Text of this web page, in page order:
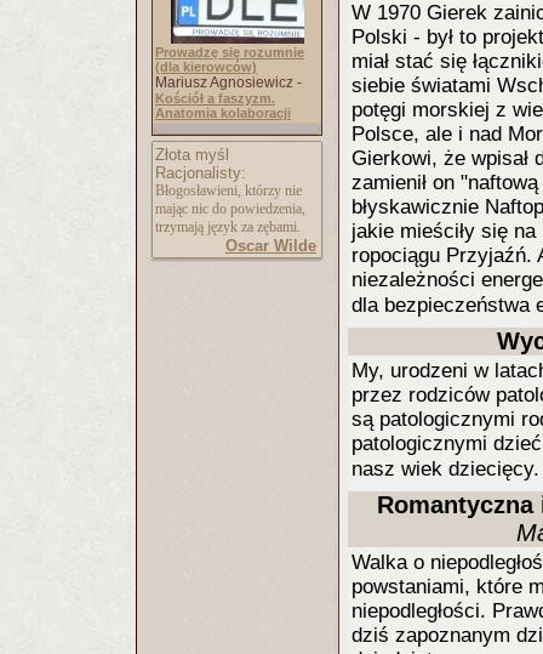
Prowadzę się rozumnie
(dla kierowców)
Mariusz Agnosiewicz -
Kościół a faszyzm.
Anatomia kolaboracji
Złota myśl
Racjonalisty:
Błogosławieni, którzy nie
mając nic do powiedzenia,
trzymają język za zębami.
Oscar Wilde
W 1970 Gierek
Polski - był to
miał stać się
siebie światami
potęgi morskiej z
Polsce, ale i nad
Gierkowi, że wpisał
zamienił on
błyskawicznie
jakie mieściły się
ropociągu Przyjaźń.
niezależności
dla bezpieczeństwa
My, urodzeni w
przez rodziców
są patologicznymi
patologicznymi
nasz wiek
Walka o
powstaniami, które
niepodległości.
dziś zapoznanym